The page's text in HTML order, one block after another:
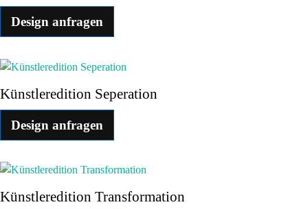
Design anfragen
Künstleredition Seperation
Design anfragen
Künstleredition Transformation